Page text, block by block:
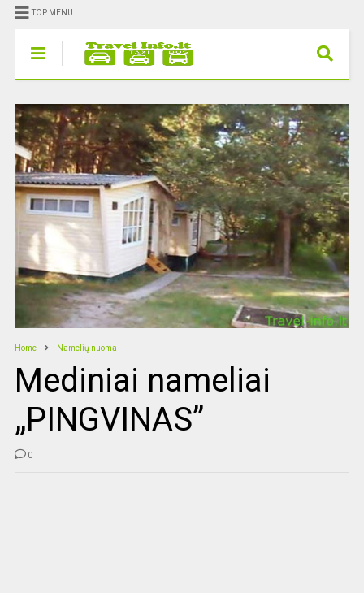
TOP MENU
Home Namelių nuoma
Mediniai nameliai
„PINGVINAS”
0